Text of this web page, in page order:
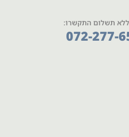
ללא תשלום התקשרו:
072-277-